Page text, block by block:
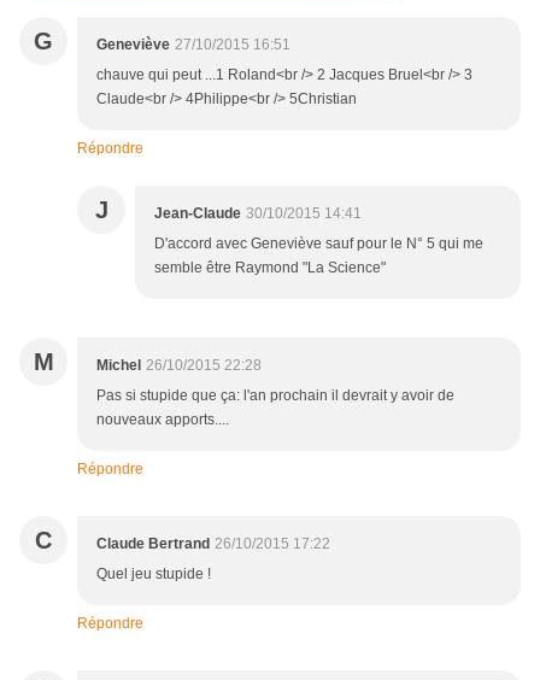
G Geneviève 27/10/2015 16:51
chauve qui peut ...1 Roland<br /> 2 Jacques Bruel<br /> 3
Claude<br /> 4Philippe<br /> 5Christian
Répondre
J Jean-Claude 30/10/2015 14:41
D'accord avec Geneviève sauf pour le N° 5 qui me
semble être Raymond "La Science"
M Michel 26/10/2015 22:28
Pas si stupide que ça: l'an prochain il devrait y avoir de
nouveaux apports....
Répondre
C Claude Bertrand 26/10/2015 17:22
Quel jeu stupide !
Répondre